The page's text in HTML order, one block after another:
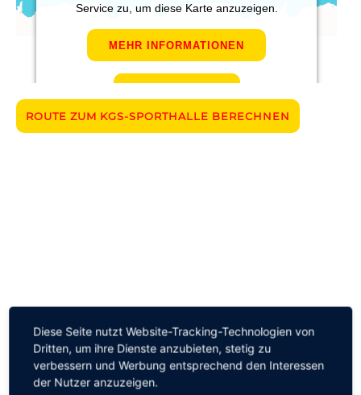
Service zu, um diese Karte anzuzeigen.
MEHR INFORMATIONEN
Usercentrics Consent Management
ROUTE ZUM KGS-SPORTHALLE BERECHNEN
Diese Seite nutzt Website-Tracking-Technologien von
Dritten, um ihre Dienste anzubieten, stetig zu
verbessern und Werbung entsprechend den Interessen
der Nutzer anzuzeigen.